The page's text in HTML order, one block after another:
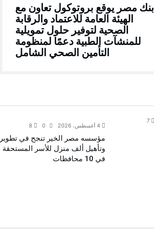
بنك مصر يوقع بروتوكول تعاون مع
الهيئة العامة للاعتماد والرقابة
الصحية لتوفير حلول تمويلية
للمنشآت الطبية دعمًا لمنظومة
التأمين الصحي الشامل
7
المجتمع المدني
4 أغسطس، 2026 8
مؤسسه مصر الخير تنجح في تطوير
وتأهيل ألف منزل للأسر المستحقة
في 10 محافظات